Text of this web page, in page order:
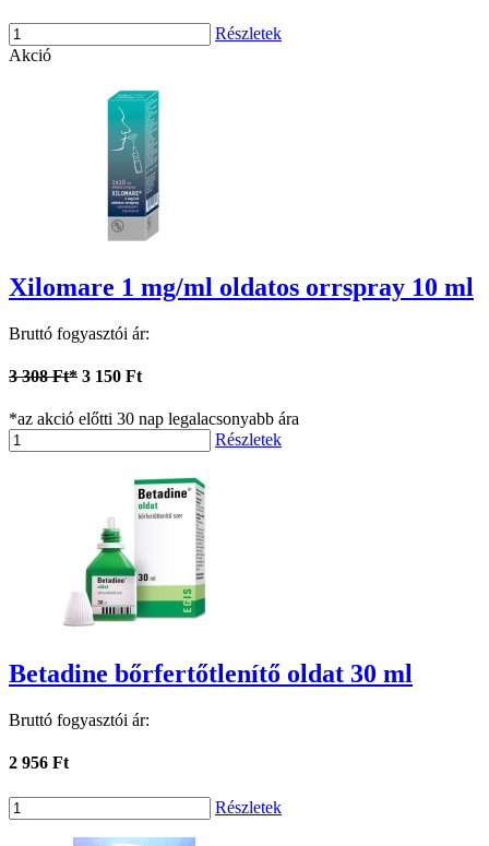
Részletek
Akció
Xilomare 1 mg/ml oldatos orrspray 10 ml
Bruttó fogyasztói ár:
3 308 Ft* 3 150 Ft
*az akció előtti 30 nap legalacsonyabb ára
Részletek
Betadine bőrfertőtlenítő oldat 30 ml
Bruttó fogyasztói ár:
2 956 Ft
Részletek